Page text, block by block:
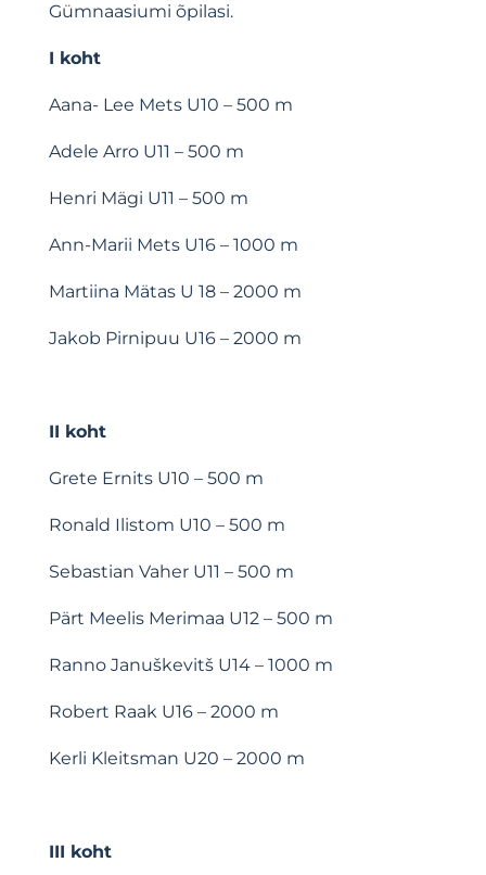
Gümnaasiumi õpilasi.
I koht
Aana- Lee Mets U10 – 500 m
Adele Arro U11 – 500 m
Henri Mägi U11 – 500 m
Ann-Marii Mets U16 – 1000 m
Martiina Mätas U 18 – 2000 m
Jakob Pirnipuu U16 – 2000 m
II koht
Grete Ernits U10 – 500 m
Ronald Ilistom U10 – 500 m
Sebastian Vaher U11 – 500 m
Pärt Meelis Merimaa U12 – 500 m
Ranno Januškevitš U14 – 1000 m
Robert Raak U16 – 2000 m
Kerli Kleitsman U20 – 2000 m
III koht